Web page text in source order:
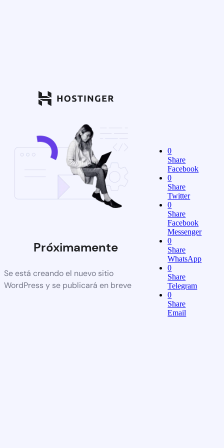
Próximamente
Se está creando el nuevo sitio
WordPress y se publicará en breve
0
Share
Facebook
0
Share
Twitter
0
Share
Facebook
Messenger
0
Share
WhatsApp
0
Share
Telegram
0
Share
Email